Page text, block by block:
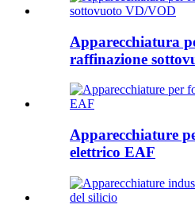
Apparecchiatura
raffinazione
Apparecchiature
elettrico EAF